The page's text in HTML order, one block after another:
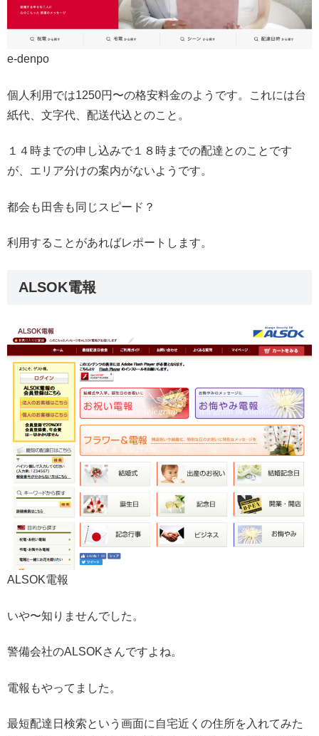
e-denpo
個人利用では1250円〜の格安料金のようです。これには台
紙代、文字代、配送代込とのこと。
１４時までの申し込みで１８時までの配達とのことです
が、エリア分けの案内がないようです。
都会も田舎も同じスピード？
利用することがあればレポートします。
ALSOK電報
ALSOK電報
いや〜知りませんでした。
警備会社のALSOKさんですよね。
電報もやってました。
最短配達日検索という画面に自宅近くの住所を入れてみた